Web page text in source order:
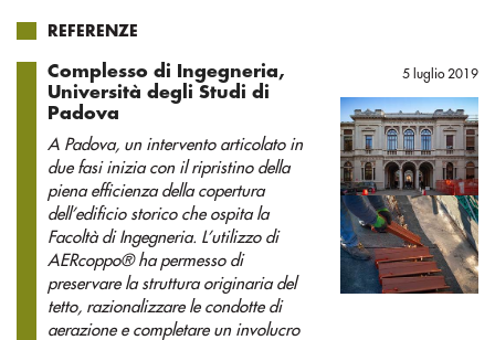
REFERENZE
Complesso di Ingegneria,
Università degli Studi di
Padova
A Padova, un intervento articolato in
due fasi inizia con il ripristino della
piena efficienza della copertura
dell’edificio storico che ospita la
Facoltà di Ingegneria. L’utilizzo di
AERcoppo® ha permesso di
preservare la struttura originaria del
tetto, razionalizzare le condotte di
aerazione e completare un involucro
5 luglio 2019